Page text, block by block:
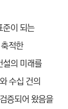
준이 되는
적한
의 미래를
수십 건의
증되어 왔음을